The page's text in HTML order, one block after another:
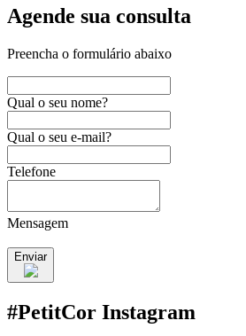
Agende sua consulta
Preencha o formulário abaixo
Qual o seu nome?
Qual o seu e-mail?
Telefone
Mensagem
Enviar
#PetitCor Instagram